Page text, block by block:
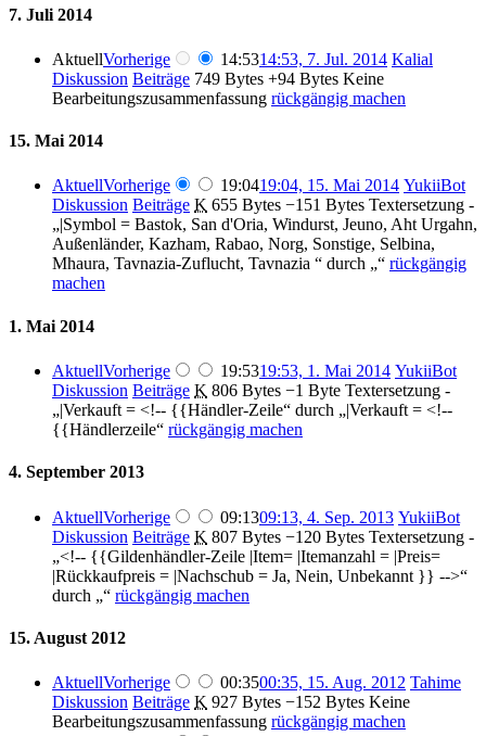
7. Juli 2014
AktuellVorherige 14:5314:53, 7. Jul. 2014 Kalial
Diskussion Beiträge 749 Bytes +94 Bytes Keine
Bearbeitungszusammenfassung rückgängig machen
15. Mai 2014
AktuellVorherige 19:0419:04, 15. Mai 2014 YukiiBot
Diskussion Beiträge K 655 Bytes −151 Bytes Textersetzung -
„|Symbol = Bastok, San d'Oria, Windurst, Jeuno, Aht Urgahn,
Außenländer, Kazham, Rabao, Norg, Sonstige, Selbina,
Mhaura, Tavnazia-Zuflucht, Tavnazia “ durch „“ rückgängig
machen
1. Mai 2014
AktuellVorherige 19:5319:53, 1. Mai 2014 YukiiBot
Diskussion Beiträge K 806 Bytes −1 Byte Textersetzung -
„|Verkauft = <!-- {{Händler-Zeile“ durch „|Verkauft = <!--
{{Händlerzeile“ rückgängig machen
4. September 2013
AktuellVorherige 09:1309:13, 4. Sep. 2013 YukiiBot
Diskussion Beiträge K 807 Bytes −120 Bytes Textersetzung -
„<!-- {{Gildenhändler-Zeile |Item= |Itemanzahl = |Preis=
|Rückkaufpreis = |Nachschub = Ja, Nein, Unbekannt }} -->“
durch „“ rückgängig machen
15. August 2012
AktuellVorherige 00:3500:35, 15. Aug. 2012 Tahime
Diskussion Beiträge K 927 Bytes −152 Bytes Keine
Bearbeitungszusammenfassung rückgängig machen